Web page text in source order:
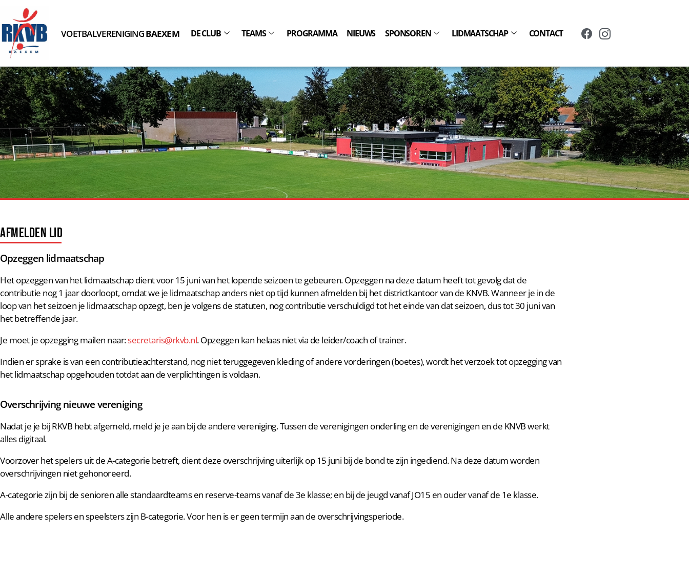
VOETBALVERENIGINGBAEXEM DE CLUB TEAMS PROGRAMMA NIEUWS SPONSOREN LIDMAATSCHAP CONTACT
Afmelden Lid
Opzeggen lidmaatschap
Het opzeggen van het lidmaatschap dient voor 15 juni van het lopende seizoen te gebeuren. Opzeggen na deze datum heeft tot gevolg dat de
contributie nog 1 jaar doorloopt, omdat we je lidmaatschap anders niet op tijd kunnen afmelden bij het districtkantoor van de KNVB. Wanneer je in de
loop van het seizoen je lidmaatschap opzegt, ben je volgens de statuten, nog contributie verschuldigd tot het einde van dat seizoen, dus tot 30 juni van
het betreffende jaar.
Je moet je opzegging mailen naar:secretaris@rkvb.nl. Opzeggen kan helaas niet via de leider/coach of trainer.
Indien er sprake is van een contributieachterstand, nog niet teruggegeven kleding of andere vorderingen (boetes), wordt het verzoek tot opzegging van
het lidmaatschap opgehouden totdat aan de verplichtingen is voldaan.
Overschrijving nieuwe vereniging
Nadat je je bij RKVB hebt afgemeld, meld je je aan bij de andere vereniging. Tussen de verenigingen onderling en de verenigingen en de KNVB werkt
alles digitaal.
Voorzover het spelers uit de A-categorie betreft, dient deze overschrijving uiterlijk op 15 juni bij de bond te zijn ingediend. Na deze datum worden
overschrijvingen niet gehonoreerd.
A-categorie zijn bij de senioren alle standaardteams en reserve-teams vanaf de 3e klasse; en bij de jeugd vanaf JO15 en ouder vanaf de 1e klasse.
Alle andere spelers en speelsters zijn B-categorie. Voor hen is er geen termijn aan de overschrijvingsperiode.